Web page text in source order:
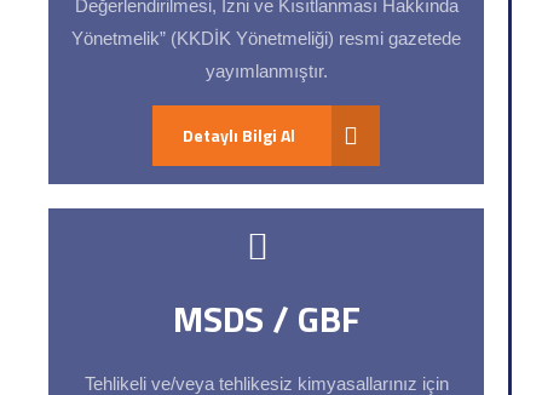
Değerlendirilmesi, İzni ve Kısıtlanması Hakkında
Yönetmelik” (KKDİK Yönetmeliği) resmi gazetede
yayımlanmıştır.
Detaylı Bilgi Al
MSDS / GBF
Tehlikeli ve/veya tehlikesiz kimyasallarınız için